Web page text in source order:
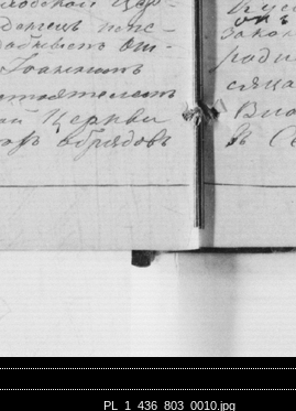
PL_1_436_803_0010.jpg